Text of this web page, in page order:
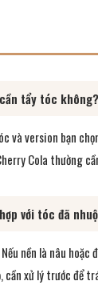
tẩy tóc không?
và version bạn
Cola thường
với tóc đã
nền là nâu hoặc
cần xử lý trước để